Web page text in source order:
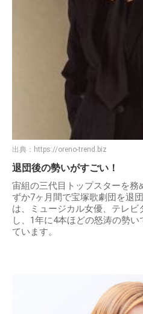
出典： https://oreno-trend.biz
退団後の勢いがすごい！
宙組の三代目トップスターを務
ずか7ヶ月間で宝塚歌劇団を退
は、ミュージカル女優、テレ
し、1年に4本ほどの怒涛の勢
ています。